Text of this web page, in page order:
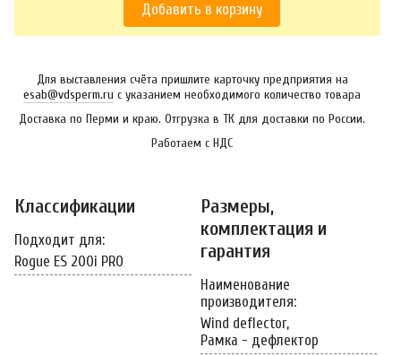
Добавить в корзину
Для выставления счёта пришлите карточку предприятия на
esab@vdsperm.ru с указанием необходимого количество товара
Доставка по Перми и краю. Отгрузка в ТК для доставки по России.
Работаем с НДС
Классификации
Подходит для:
Rogue ES 200i PRO
Размеры,
комплектация и
гарантия
Наименование
производителя:
Wind deflector,
Рамка - дефлектор